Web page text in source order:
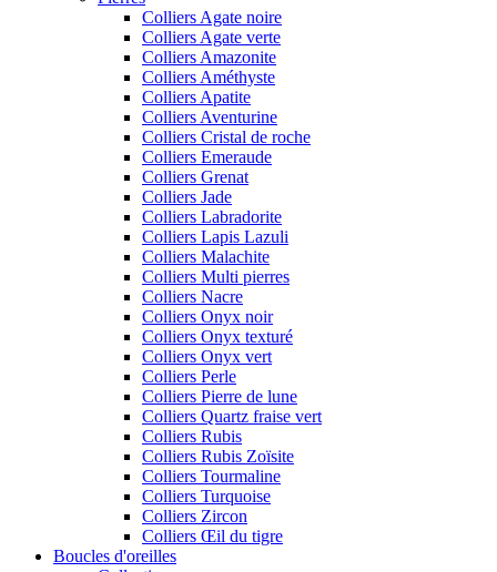
Colliers Agate noire
Colliers Agate verte
Colliers Amazonite
Colliers Améthyste
Colliers Apatite
Colliers Aventurine
Colliers Cristal de roche
Colliers Emeraude
Colliers Grenat
Colliers Jade
Colliers Labradorite
Colliers Lapis Lazuli
Colliers Malachite
Colliers Multi pierres
Colliers Nacre
Colliers Onyx noir
Colliers Onyx texturé
Colliers Onyx vert
Colliers Perle
Colliers Pierre de lune
Colliers Quartz fraise vert
Colliers Rubis
Colliers Rubis Zoïsite
Colliers Tourmaline
Colliers Turquoise
Colliers Zircon
Colliers Œil du tigre
Boucles d'oreilles